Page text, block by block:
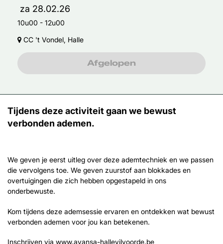
za 28.02.26
10u00 - 12u00
CC 't Vondel, Halle
Afgelopen
Tijdens deze activiteit gaan we bewust
verbonden ademen.
We geven je eerst uitleg over deze ademtechniek en we passen
die vervolgens toe. We geven zuurstof aan blokkades en
overtuigingen die zich hebben opgestapeld in ons
onderbewuste.
Kom tijdens deze ademsessie ervaren en ontdekken wat bewust
verbonden ademen voor jou kan betekenen.
Inschrijven via www.avansa-hallevilvoorde.be